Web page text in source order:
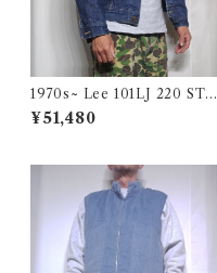
1970s~ Lee 101LJ 220 STO
RM RIDER 44相当 / 濃い濃い
70年代 80年代 リー ストーム
¥51,480